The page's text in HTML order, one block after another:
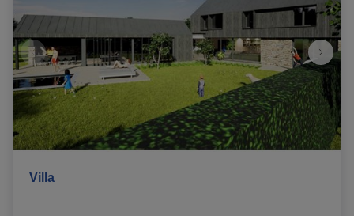
Villa